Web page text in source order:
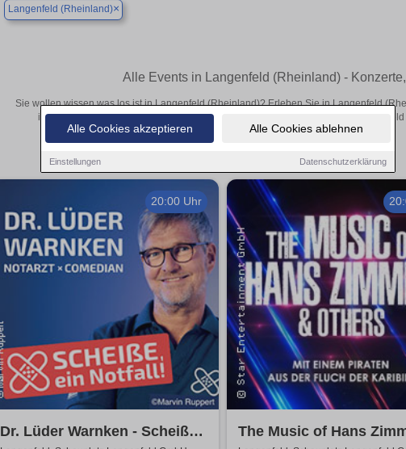
Alle Cookies akzeptieren Alle Cookies ablehnen
Einstellungen Datenschutzerklärung
Langenfeld (Rheinland)×
Alle Events in Langenfeld (Rheinland) -
Sie wollen wissen was los ist in Langenfeld (Rheinland)? Erleben Sie in Langenfeld
inspirierende Theateraufführungen oder aufregende Veranstaltungen in
20:00 Uhr
Dr. Lüder Warnken - Scheiße,
The Music of Hans